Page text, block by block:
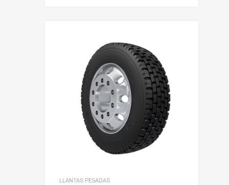
LLANTAS PESADAS